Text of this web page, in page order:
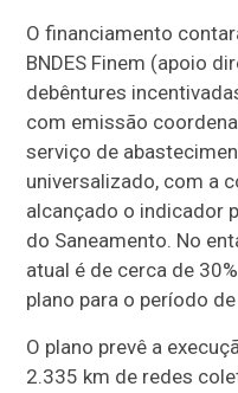
O financiamento
BNDES Finem (apoio
debêntures
com emissão
serviço de
universalizado, com a
alcançado o indicador
do Saneamento. No
atual é de cerca de
plano para o período
O plano prevê a
2.335 km de redes